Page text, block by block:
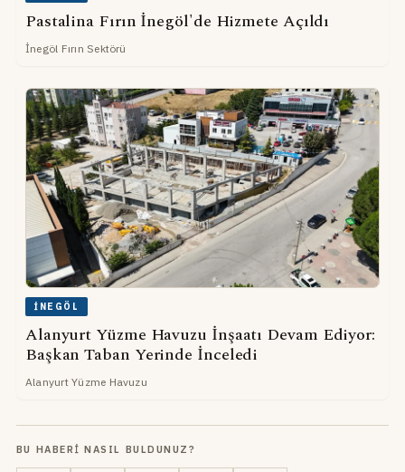
Pastalina Fırın İnegöl'de Hizmete Açıldı
İnegöl Fırın Sektörü
İNEGÖL
Alanyurt Yüzme Havuzu İnşaatı Devam Ediyor:
Başkan Taban Yerinde İnceledi
Alanyurt Yüzme Havuzu
BU HABERI NASIL BULDUNUZ?